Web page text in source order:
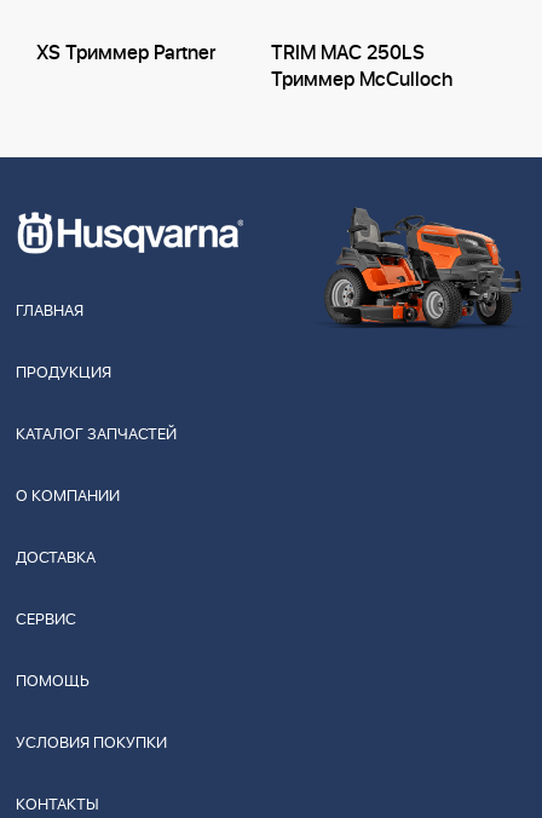
XS Триммер Partner
TRIM MAC 250LS
Триммер McCulloch
ГЛАВНАЯ
ПРОДУКЦИЯ
КАТАЛОГ ЗАПЧАСТЕЙ
О КОМПАНИИ
ДОСТАВКА
СЕРВИС
ПОМОЩЬ
УСЛОВИЯ ПОКУПКИ
КОНТАКТЫ